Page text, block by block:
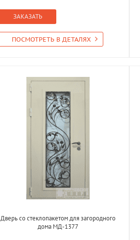
ЗАКАЗАТЬ
ПОСМОТРЕТЬ В ДЕТАЛЯХ
Дверь со стеклопакетом для загородного
дома МД-1377